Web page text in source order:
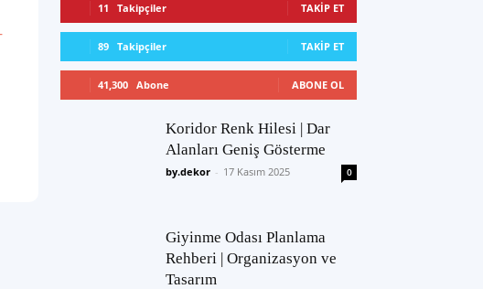
11 Takipçiler TAKIP ET
89 Takipçiler TAKIP ET
41,300 Abone ABONE OL
Koridor Renk Hilesi | Dar
Alanları Geniş Gösterme
by.dekor - 17 Kasım 2025 0
Giyinme Odası Planlama
Rehberi | Organizasyon ve
Tasarım